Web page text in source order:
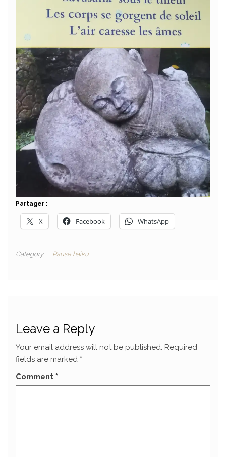
Partager :
X Facebook WhatsApp
Category Pause haiku
Leave a Reply
Your email address will not be published. Required
fields are marked *
Comment *